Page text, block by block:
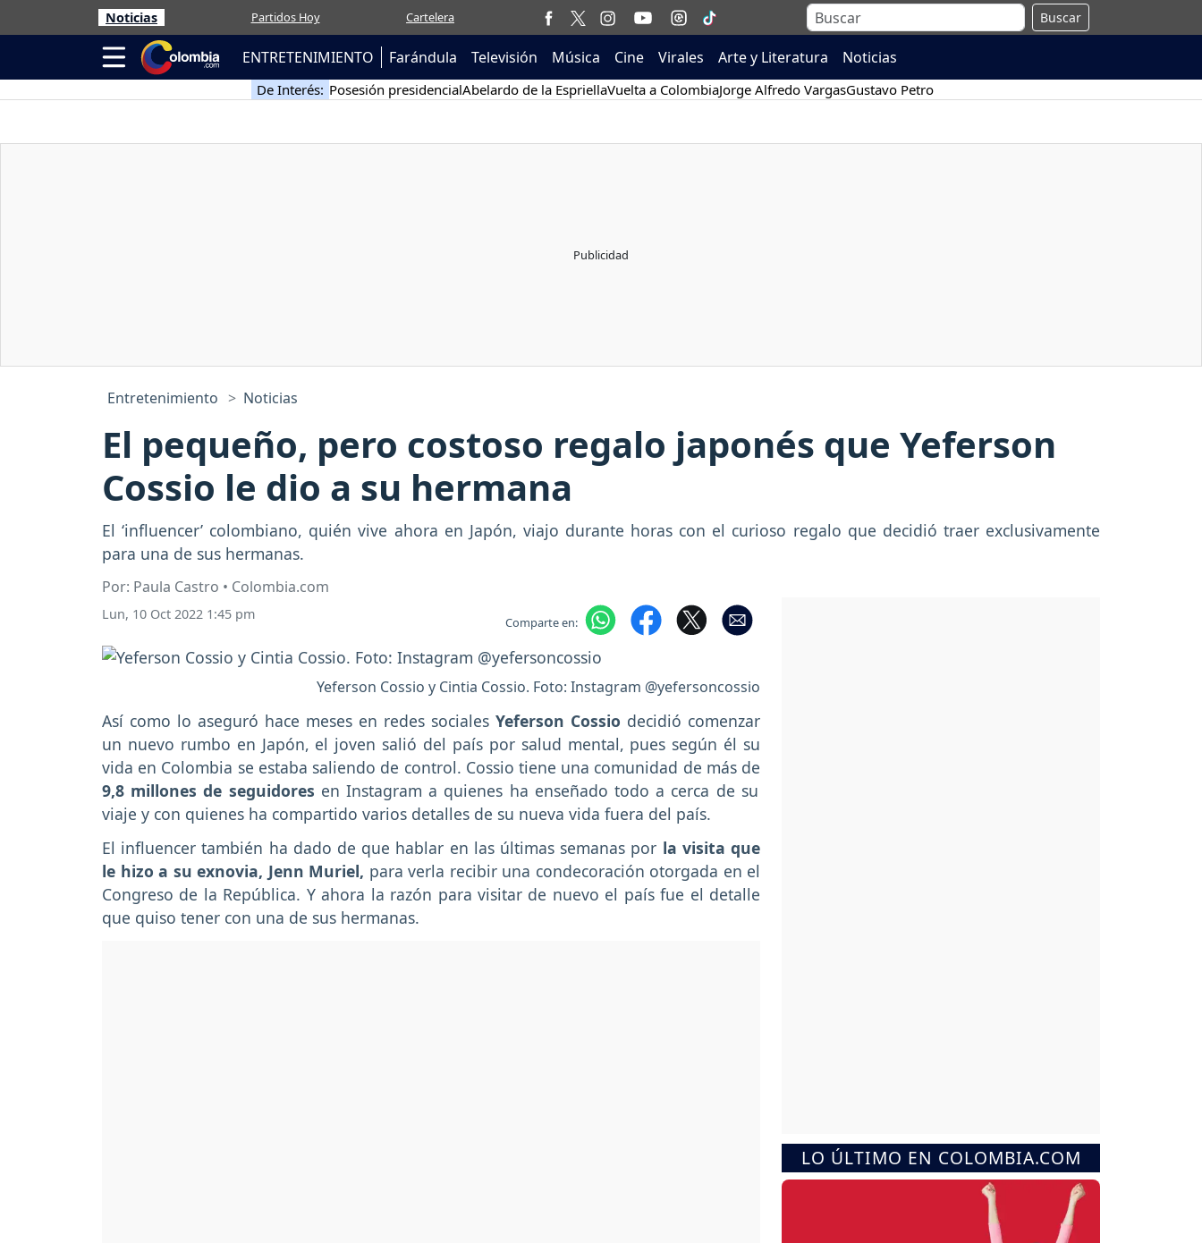
Noticias Partidos Hoy Cartelera Buscar
ENTRETENIMIENTO Farándula Televisión Música Cine Virales Arte y Literatura Noticias
De Interés: Posesión presidencialAbelardo de la EspriellaVuelta a ColombiaJorge Alfredo VargasGustavo Petro
Entretenimiento Noticias
El pequeño, pero costoso regalo japonés que Yeferson
Cossio le dio a su hermana
El ‘influencer’ colombiano, quién vive ahora en Japón, viajo durante horas con el curioso regalo que decidió traer exclusivamente
para una de sus hermanas.
Por: Paula Castro • Colombia.com
Lun, 10 Oct 2022 1:45 pm Comparte en:
Yeferson Cossio y Cintia Cossio. Foto: Instagram @yefersoncossio
Así como lo aseguró hace meses en redes sociales Yeferson Cossio decidió comenzar
un nuevo rumbo en Japón, el joven salió del país por salud mental, pues según él su
vida en Colombia se estaba saliendo de control. Cossio tiene una comunidad de más de
9,8 millones de seguidores en Instagram a quienes ha enseñado todo a cerca de su
viaje y con quienes ha compartido varios detalles de su nueva vida fuera del país.
El influencer también ha dado de que hablar en las últimas semanas por la visita que
le hizo a su exnovia, Jenn Muriel, para verla recibir una condecoración otorgada en el
Congreso de la República. Y ahora la razón para visitar de nuevo el país fue el detalle
que quiso tener con una de sus hermanas.
LO ÚLTIMO EN COLOMBIA.COM